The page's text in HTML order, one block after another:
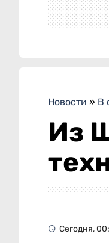
Новости » В
Из
Сегодня,